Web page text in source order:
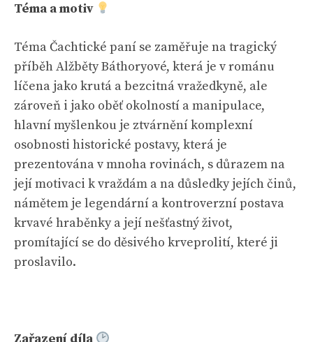
Téma a motiv
Téma Čachtické paní se zaměřuje na tragický
příběh Alžběty Báthoryové, která je v románu
líčena jako krutá a bezcitná vražedkyně, ale
zároveň i jako oběť okolností a manipulace,
hlavní myšlenkou je ztvárnění komplexní
osobnosti historické postavy, která je
prezentována v mnoha rovinách, s důrazem na
její motivaci k vraždám a na důsledky jejích činů,
námětem je legendární a kontroverzní postava
krvavé hraběnky a její nešťastný život,
promítající se do děsivého krveprolití, které ji
proslavilo.